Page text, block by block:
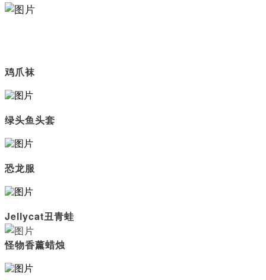
鸡爪袜
绿头鱼头套
恐龙服
Jellycat丑青蛙
怪物香薰蜡烛